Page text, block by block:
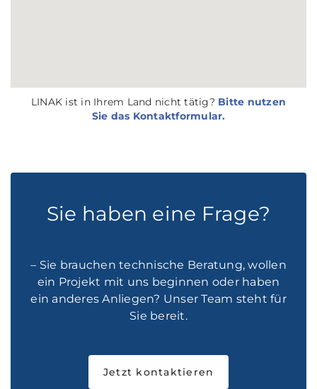
LINAK ist in Ihrem Land nicht tätig? Bitte nutzen
Sie das Kontaktformular.
Sie haben eine Frage?
– Sie brauchen technische Beratung, wollen
ein Projekt mit uns beginnen oder haben
ein anderes Anliegen? Unser Team steht für
Sie bereit.
Jetzt kontaktieren